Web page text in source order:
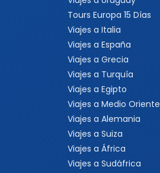
Tours Europa 15 Días
Viajes a Italia
Viajes a España
Viajes a Grecia
Viajes a Turquía
Viajes a Egipto
Viajes a Medio Oriente
Viajes a Alemania
Viajes a Suiza
Viajes a África
Viajes a Sudáfrica